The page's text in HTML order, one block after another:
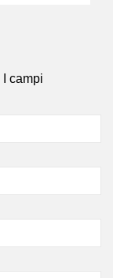
I campi